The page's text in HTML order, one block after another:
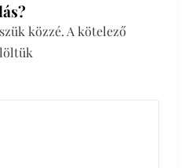
közzé. A kötelező